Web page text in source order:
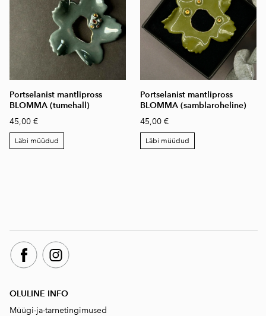
Portselanist mantlipross
BLOMMA (tumehall)
45,00 €
Läbi müüdud
Portselanist mantlipross
BLOMMA (samblaroheline)
45,00 €
Läbi müüdud
OLULINE INFO
Müügi-ja-tarnetingimused